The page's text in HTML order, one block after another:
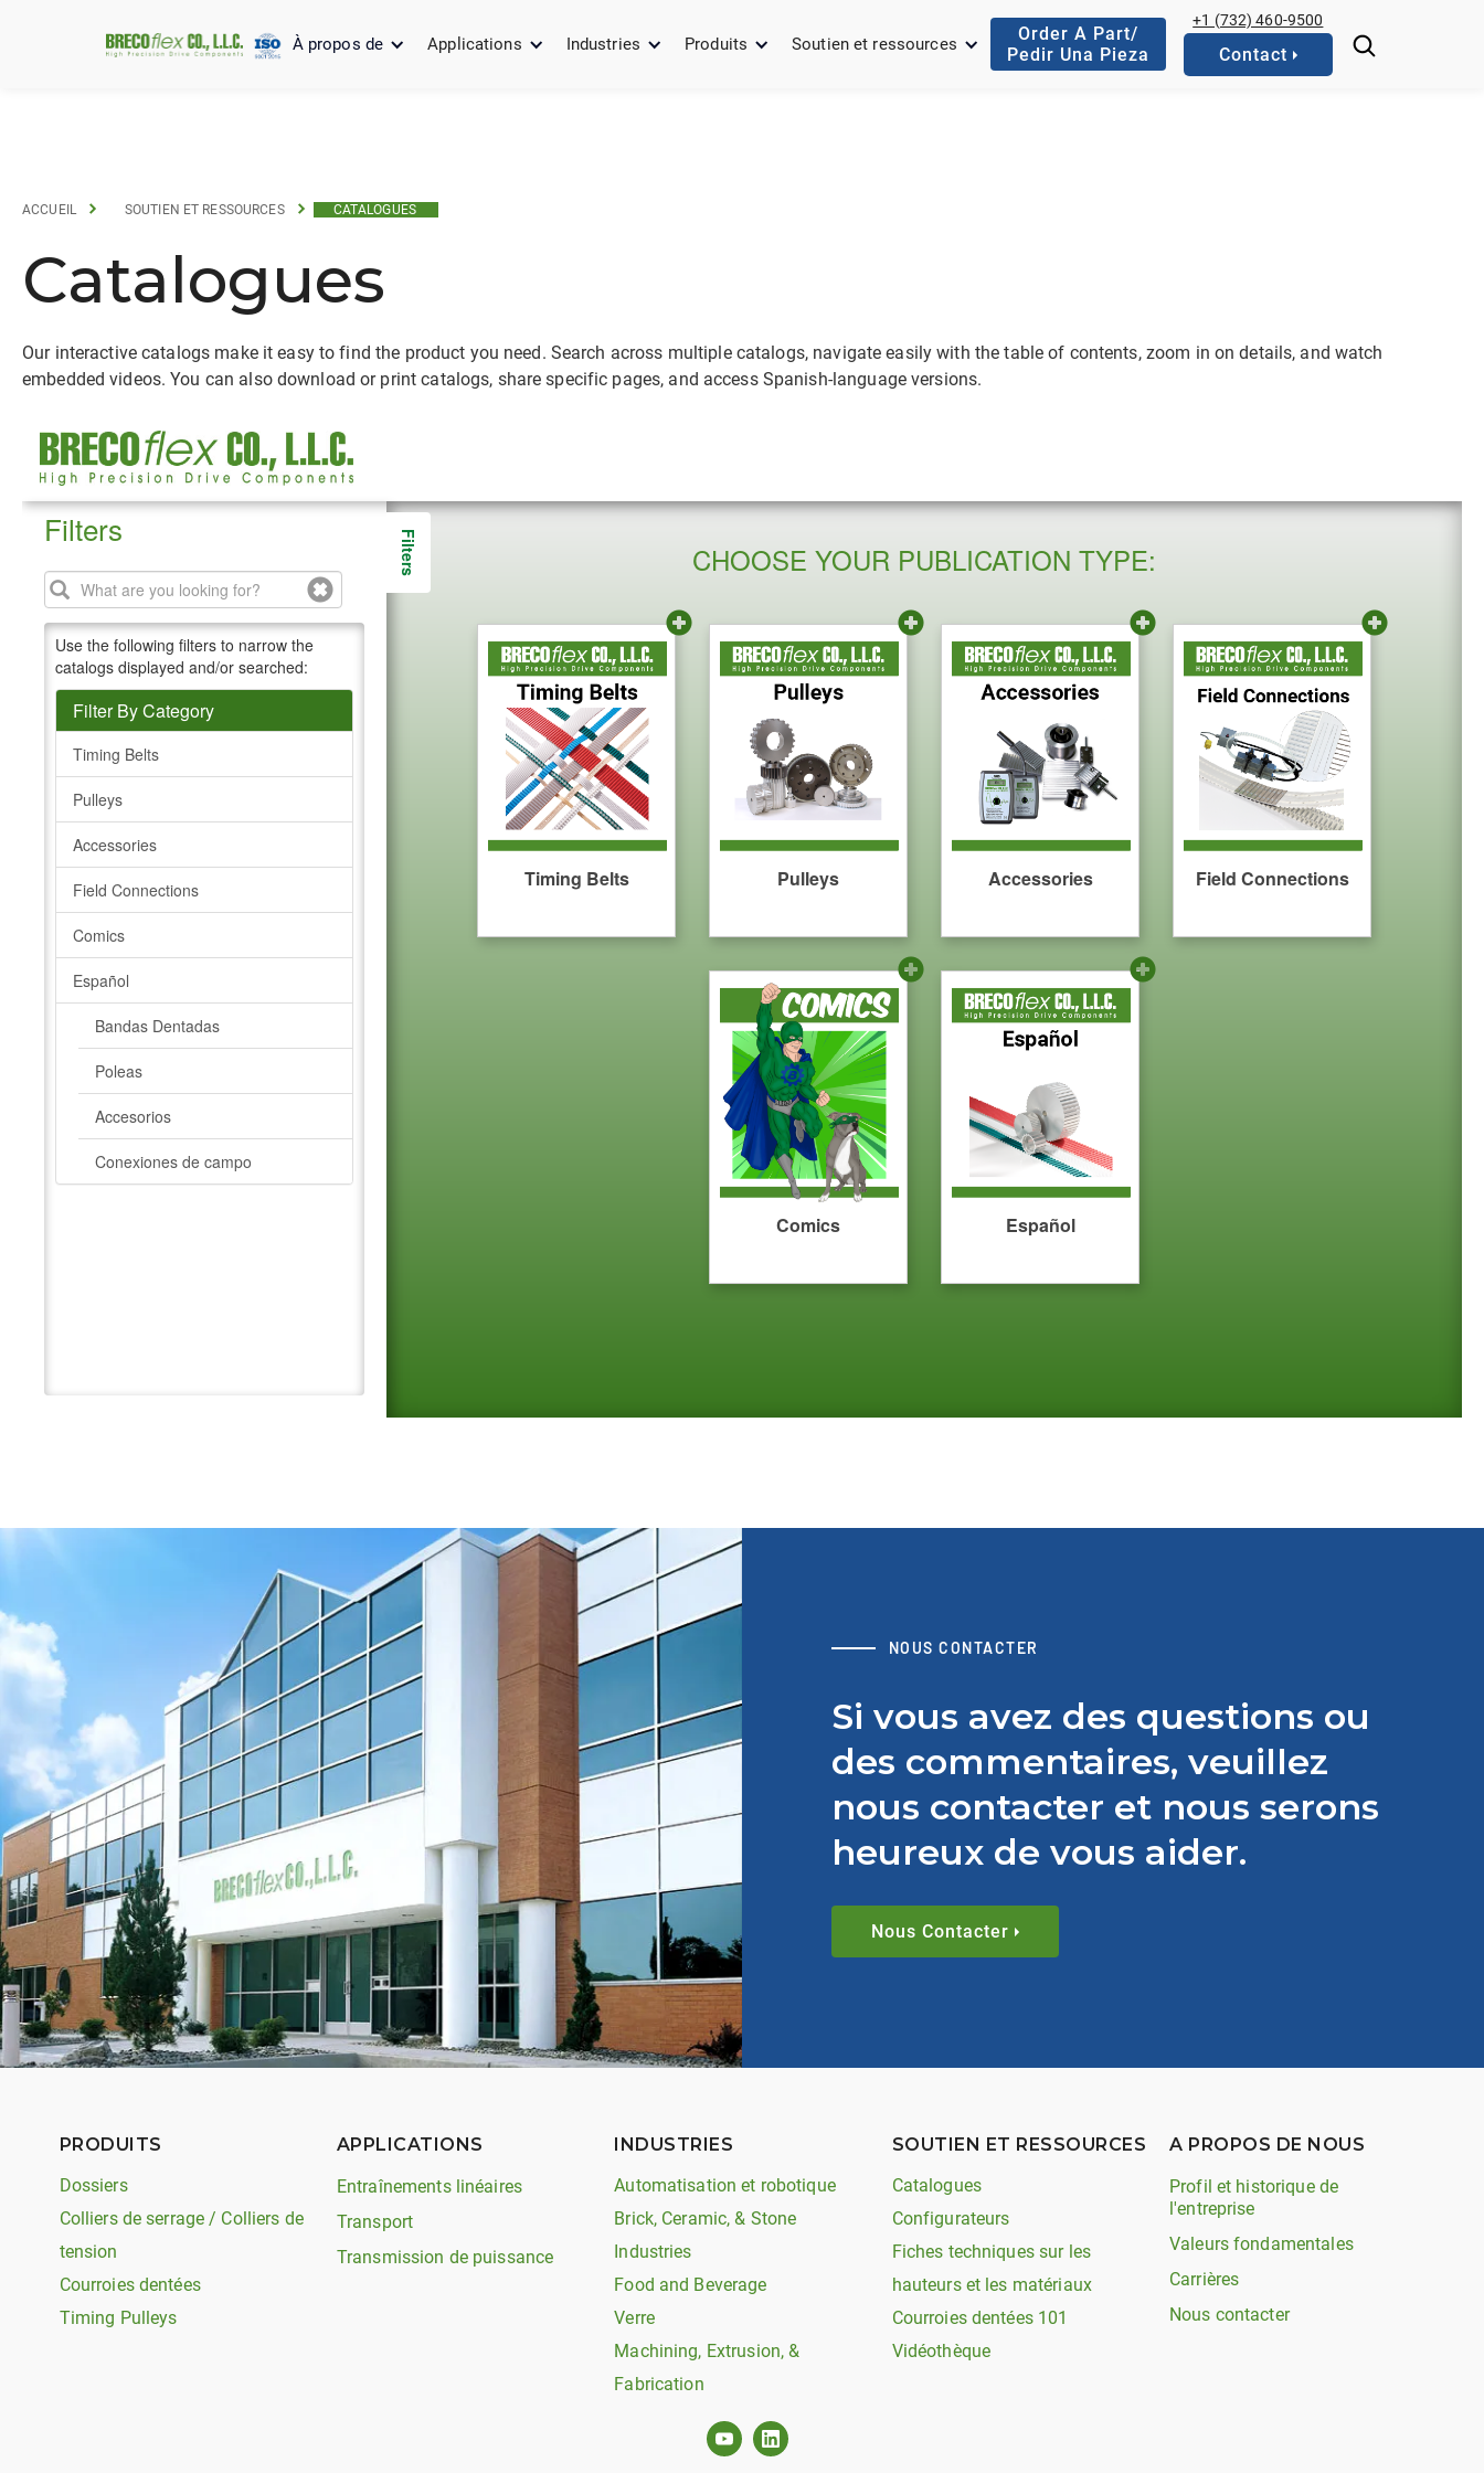
À propos de Applications Industries Produits Soutien et ressources
Order A Part/
Pedir Una Pieza
+1 (732) 460-9500
Contact
ACCUEIL SOUTIEN ET RESSOURCES CATALOGUES
Catalogues
Our interactive catalogs make it easy to find the product you need. Search across multiple catalogs, navigate easily with the table of contents, zoom in on details, and watch
embedded videos. You can also download or print catalogs, share specific pages, and access Spanish-language versions.
NOUS CONTACTER
Si vous avez des questions ou
des commentaires, veuillez
nous contacter et nous serons
heureux de vous aider.
Nous Contacter
PRODUITS
Dossiers
Colliers de serrage / Colliers de
tension
Courroies dentées
Timing Pulleys
APPLICATIONS
Entraînements linéaires
Transport
Transmission de puissance
INDUSTRIES
Automatisation et robotique
Brick, Ceramic, & Stone
Industries
Food and Beverage
Verre
Machining, Extrusion, &
Fabrication
SOUTIEN ET RESSOURCES
Catalogues
Configurateurs
Fiches techniques sur les
hauteurs et les matériaux
Courroies dentées 101
Vidéothèque
A PROPOS DE NOUS
Profil et historique de
l'entreprise
Valeurs fondamentales
Carrières
Nous contacter